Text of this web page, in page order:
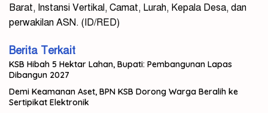
Barat, Instansi Vertikal, Camat, Lurah, Kepala Desa, dan
perwakilan ASN. (ID/RED)
Berita Terkait
KSB Hibah 5 Hektar Lahan, Bupati: Pembangunan Lapas
Dibangun 2027
Demi Keamanan Aset, BPN KSB Dorong Warga Beralih ke
Sertipikat Elektronik